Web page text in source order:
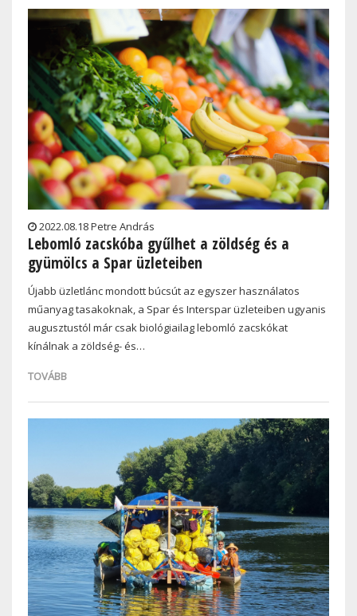
2022.08.18 Petre András
Lebomló zacskóba gyűlhet a zöldség és a
gyümölcs a Spar üzleteiben
Újabb üzletlánc mondott búcsút az egyszer használatos
műanyag tasakoknak, a Spar és Interspar üzleteiben ugyanis
augusztustól már csak biológiailag lebomló zacskókat
kínálnak a zöldség- és…
TOVÁBB